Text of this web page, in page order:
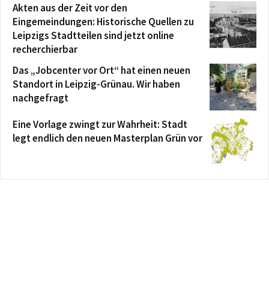
Akten aus der Zeit vor den
Eingemeindungen: Historische Quellen zu
Leipzigs Stadtteilen sind jetzt online
recherchierbar
Das „Jobcenter vor Ort“ hat einen neuen
Standort in Leipzig-Grünau. Wir haben
nachgefragt
Eine Vorlage zwingt zur Wahrheit: Stadt
legt endlich den neuen Masterplan Grün vor